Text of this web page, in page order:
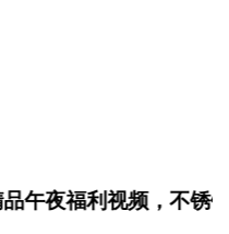
夜福利视频，不锈钢电